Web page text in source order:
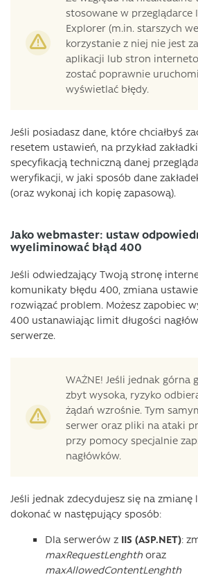
stosowane w przeglądarce
Explorer (m.in. starszych
korzystanie z niej nie jest
aplikacji lub stron
zostać poprawnie
wyświetlać błędy.
Jeśli posiadasz dane, które chciałbyś
resetem ustawień, na przykład
specyfikacją techniczną danej
weryfikacji, w jaki sposób dane
(oraz wykonaj ich kopię zapasową).
Jako webmaster: ustaw
wyeliminować błąd 400
Jeśli odwiedzający Twoją stronę
komunikaty błędu 400, zmiana
rozwiązać problem. Możesz zapobiec
400 ustanawiając limit długości
serwerze.
WAŻNE! Jeśli jednak górna
zbyt wysoka, ryzyko
żądań wzrośnie. Tym
serwer oraz pliki na ataki
przy pomocy specjalnie
nagłówków.
Jeśli jednak zdecydujesz się na
dokonać w następujący sposób:
Dla serwerów z IIS (ASP.NET):
maxRequestLenghth oraz
maxAllowedContentLenghth